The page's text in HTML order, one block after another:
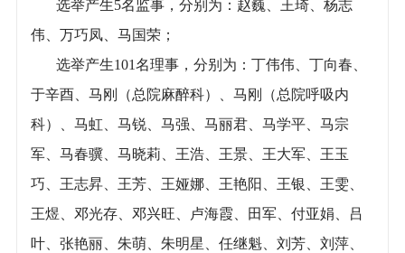
选举产生5名监事，分别为：赵巍、王琦、杨志
伟、万巧凤、马国荣；
选举产生101名理事，分别为：丁伟伟、丁向春、
于辛酉、马刚（总院麻醉科）、马刚（总院呼吸内
科）、马虹、马锐、马强、马丽君、马学平、马宗
军、马春骥、马晓莉、王浩、王景、王大军、王玉
巧、王志昇、王芳、王娅娜、王艳阳、王银、王雯、
王煜、邓光存、邓兴旺、卢海霞、田军、付亚娟、吕
叶、张艳丽、朱萌、朱明星、任继魁、刘芳、刘萍、